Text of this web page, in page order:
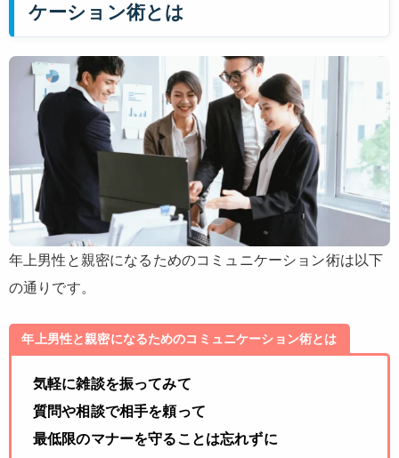
ケーション術とは
年上男性と親密になるためのコミュニケーション術は以下
の通りです。
年上男性と親密になるためのコミュニケーション術とは
気軽に雑談を振ってみて
質問や相談で相手を頼って
最低限のマナーを守ることは忘れずに